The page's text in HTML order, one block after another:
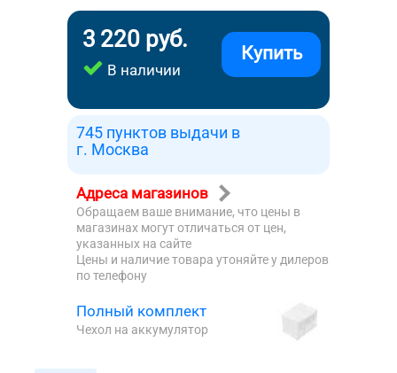
3 220 руб.
В наличии
Купить
745 пунктов выдачи в
г. Москва
Адреса магазинов
Обращаем ваше внимание, что цены в
магазинах могут отличаться от цен,
указанных на сайте
Цены и наличие товара утоняйте у дилеров
по телефону
Полный комплект
Чехол на аккумулятор